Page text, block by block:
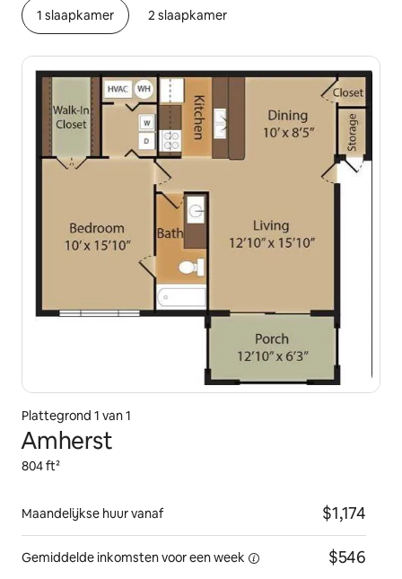
1 slaapkamer 2 slaapkamer
Plattegrond 1 van 1
Amherst
804 ft²
Maandelijkse huur vanaf $1,174
Gemiddelde inkomsten vooreen week $546